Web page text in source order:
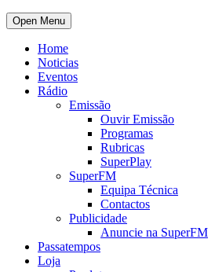
Open Menu
Home
Noticias
Eventos
Rádio
Emissão
Ouvir Emissão
Programas
Rubricas
SuperPlay
SuperFM
Equipa Técnica
Contactos
Publicidade
Anuncie na SuperFM
Passatempos
Loja